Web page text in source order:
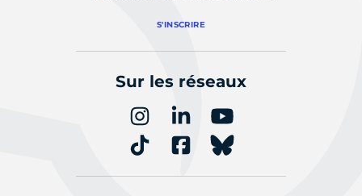
S'INSCRIRE
Sur les réseaux